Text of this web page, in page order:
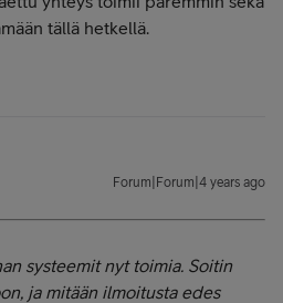
tällä hetkellä.
Forum|Forum|4 years ago
systeemit nyt toimia. Soitin
ja mitään ilmoitusta edes